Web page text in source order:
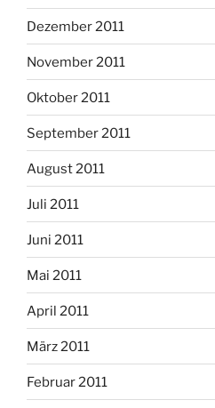
Dezember 2011
November 2011
Oktober 2011
September 2011
August 2011
Juli 2011
Juni 2011
Mai 2011
April 2011
März 2011
Februar 2011